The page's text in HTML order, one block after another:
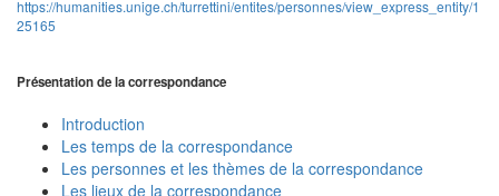
https://humanities.unige.ch/turrettini/entites/personnes/view_express_entity/1
25165
Présentation de la correspondance
Introduction
Les temps de la correspondance
Les personnes et les thèmes de la correspondance
Les lieux de la correspondance